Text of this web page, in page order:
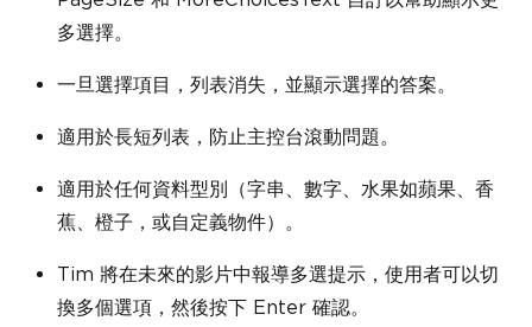
多選擇。
一旦選擇項目，列表消失，並顯示選擇的答案。
適用於長短列表，防止主控台滾動問題。
適用於任何資料型別（字串、數字、水果如蘋果、香
蕉、橙子，或自定義物件）。
Tim 將在未來的影片中報導多選提示，使用者可以切
換多個選項，然後按下 Enter 確認。